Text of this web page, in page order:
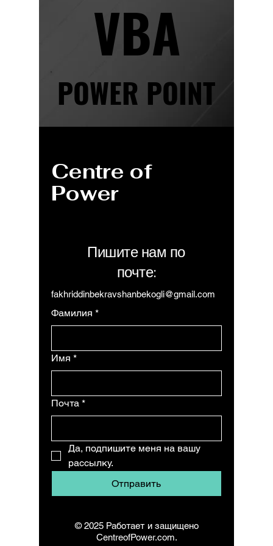
VBA
VBA
POWER POINT
POWER POINT
Centre of
Power
Пишите нам по
почте:
fakhriddinbekravshanbekogli@gmail.com
Фамилия *
Имя *
Почта *
Да, подпишите меня на вашу
рассылку.
Отправить
© 2025 Работает и защищено
CentreofPower.com.